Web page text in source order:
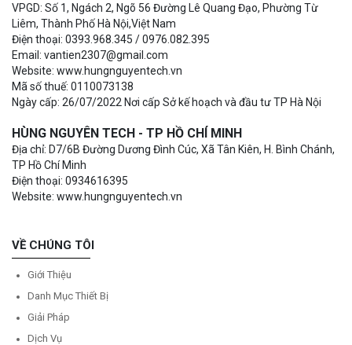
VPGD: Số 1, Ngách 2, Ngõ 56 Đường Lê Quang Đạo, Phường Từ
Liêm, Thành Phố Hà Nội,Việt Nam
Điện thoại: 0393.968.345 / 0976.082.395
Email: vantien2307@gmail.com
Website: www.hungnguyentech.vn
Mã số thuế: 0110073138
Ngày cấp: 26/07/2022 Nơi cấp Sở kế hoạch và đầu tư TP Hà Nội
HÙNG NGUYÊN TECH - TP HỒ CHÍ MINH
Địa chỉ: D7/6B Đường Dương Đình Cúc, Xã Tân Kiên, H. Bình Chánh,
TP Hồ Chí Minh
Điện thoại: 0934616395
Website: www.hungnguyentech.vn
VỀ CHÚNG TÔI
Giới Thiệu
Danh Mục Thiết Bị
Giải Pháp
Dịch Vụ